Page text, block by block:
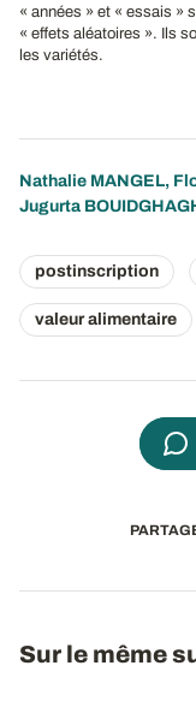
« années » et « essais »
« effets aléatoires ». Ils
les variétés.
Nathalie MANGEL,
Jugurta
postinscription
valeur alimentaire
Sur le même